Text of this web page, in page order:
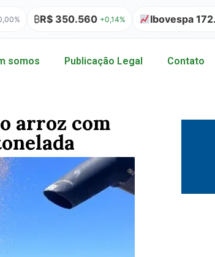
R$ 350.560 +0,14% Ibovespa 172.513,42
somos Publicação Legal Contato
arroz com